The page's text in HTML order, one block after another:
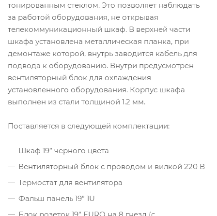
тонированным стеклом. Это позволяет наблюдать
за работой оборудования, не открывая
телекоммуникационный шкаф. В верхней части
шкафа установлена металлическая планка, при
демонтаже которой, внутрь заводится кабель для
подвода к оборудованию. Внутри предусмотрен
вентиляторный блок для охлаждения
установленного оборудования. Корпус шкафа
выполнен из стали толщиной 1.2 мм.
Поставляется в следующей комплектации:
Шкаф 19” черного цвета
Вентиляторный блок с проводом и вилкой 220 В
Термостат для вентилятора
Фальш панель 19” 1U